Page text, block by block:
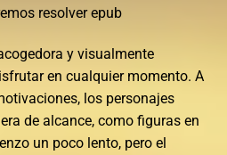
resolver epub
y visualmente
en cualquier momento. A
los personajes
de alcance, como figuras en
un poco lento, pero el